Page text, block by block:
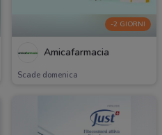
-2 GIORNI
Amicafarmacia
Scade domenica